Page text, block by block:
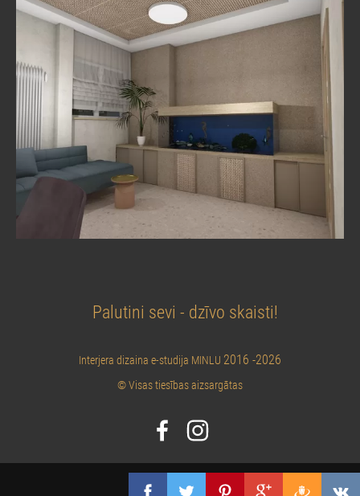
Palutini sevi - dzīvo skaisti!
Interjera dizaina e-studija MINLU 2016 -2026
© Visas tiesības aizsargātas